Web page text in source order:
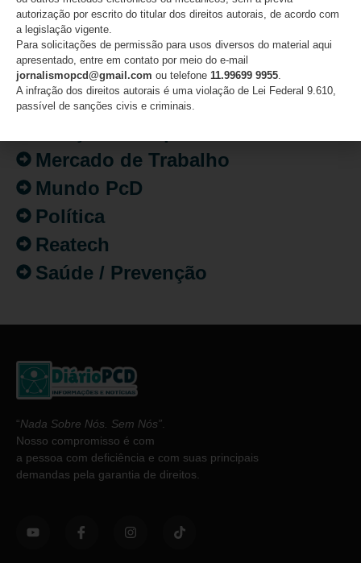
Atualidades
Destaques
Fatos
Inclusão
Mercado de Trabalho
Mundo PcD
Política
Reatech
Saúde / Prevenção
“Nada Sobre Nós. Sem Nós”
Nosso compromisso é com
a pessoa com deficiência e com suas principais
demandas pela garantia de direitos.
autorização por escrito do titular dos direitos autorais, de acordo com
a legislação vigente.
Para solicitações de permissão para usos diversos do material aqui
apresentado, entre em contato por meio do e-mail
jornalismopcd@gmail.com ou telefone 11.99699 9955
A infração dos direitos autorais é uma violação de Lei Federal 9.610,
passível de sanções civis e criminais.